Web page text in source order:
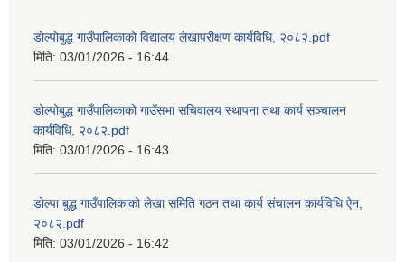
डोल्पोबुद्ध गाउँपालिकाको विद्यालय लेखापरीक्षण कार्यविधि, २०८२.pdf
मिति: 03/01/2026 - 16:44
डोल्पोबुद्ध गाउँपालिकाको गाउँसभा सचिवालय स्थापना तथा कार्य सञ्चालन
कार्यविधि, २०८२.pdf
मिति: 03/01/2026 - 16:43
डोल्पा बुद्ध गाउँपालिकाको लेखा समिति गठन तथा कार्य संचालन कार्यविधि ऐन,
२०८२.pdf
मिति: 03/01/2026 - 16:42